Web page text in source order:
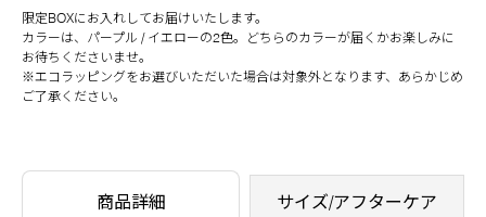
限定BOXにお入れしてお届けいたします。
カラーは、パープル / イエローの2色。どちらのカラーが届くかお楽しみに
お待ちくださいませ。
※エコラッピングをお選びいただいた場合は対象外となります、あらかじめ
ご了承ください。
商品詳細 サイズ/アフターケア